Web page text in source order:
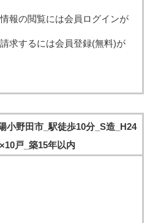
報の閲覧には会員ログインが
求するには会員登録(無料)が
小野田市_駅徒歩10分_S造_H24
戸_築15年以内